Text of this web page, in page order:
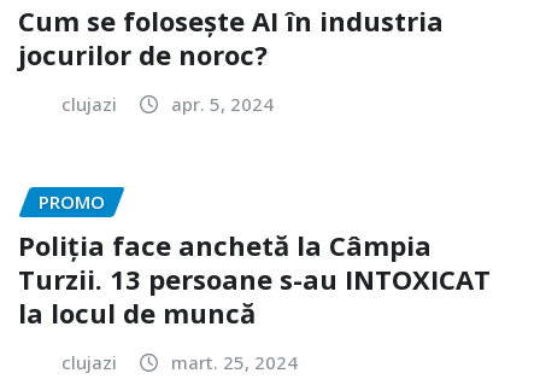
Cum se folosește AI în industria
jocurilor de noroc?
clujazi apr. 5, 2024
PROMO
Poliția face anchetă la Câmpia
Turzii. 13 persoane s-au INTOXICAT
la locul de muncă
clujazi mart. 25, 2024